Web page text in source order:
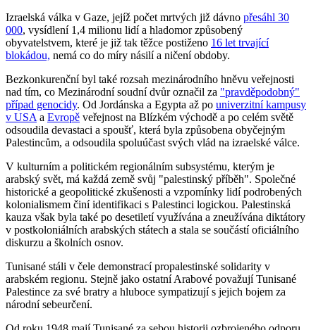
Izraelská válka v Gaze, jejíž počet mrtvých již dávno přesáhl 30
000, vysídlení 1,4 milionu lidí a hladomor způsobený
obyvatelstvem, které je již tak těžce postiženo 16 let trvající
blokádou, nemá co do míry násilí a ničení obdoby.
Bezkonkurenční byl také rozsah mezinárodního hněvu veřejnosti
nad tím, co Mezinárodní soudní dvůr označil za "pravděpodobný"
případ genocidy. Od Jordánska a Egypta až po univerzitní kampusy
v USA a Evropě veřejnost na Blízkém východě a po celém světě
odsoudila devastaci a spoušť, která byla způsobena obyčejným
Palestincům, a odsoudila spoluúčast svých vlád na izraelské válce.
V kulturním a politickém regionálním subsystému, kterým je
arabský svět, má každá země svůj "palestinský příběh". Společné
historické a geopolitické zkušenosti a vzpomínky lidí podrobených
kolonialismem činí identifikaci s Palestinci logickou. Palestinská
kauza však byla také po desetiletí využívána a zneužívána diktátory
v postkoloniálních arabských státech a stala se součástí oficiálního
diskurzu a školních osnov.
Tunisané stáli v čele demonstrací propalestinské solidarity v
arabském regionu. Stejně jako ostatní Arabové považují Tunisané
Palestince za své bratry a hluboce sympatizují s jejich bojem za
národní sebeurčení.